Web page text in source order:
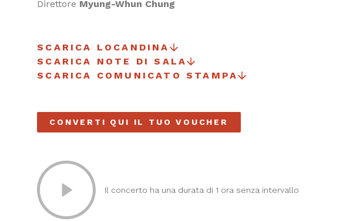
Direttore Myung-Whun Chung
SCARICA LOCANDINA
SCARICA NOTE DI SALA
SCARICA COMUNICATO STAMPA
CONVERTI QUI IL TUO VOUCHER
Il concerto ha una durata di 1 ora senza intervallo